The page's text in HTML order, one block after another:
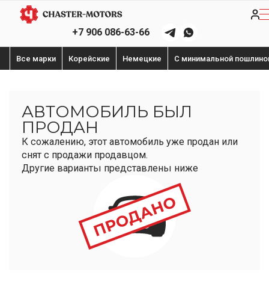
+7 906 086-63-66
Все марки Корейские Немецкие С минимальной
АВТОМОБИЛЬ БЫЛ
ПРОДАН
К сожалению, этот автомобиль уже продан или
снят с продажи продавцом.
Другие варианты представлены ниже